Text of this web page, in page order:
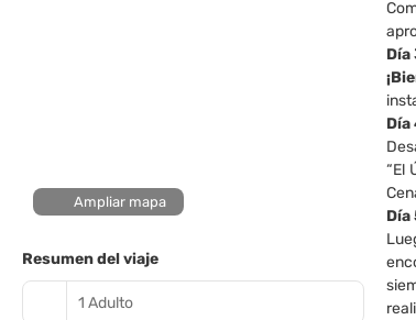
Ampliar mapa
Resumen del viaje
1 Adulto
Día
Día
“El
Día